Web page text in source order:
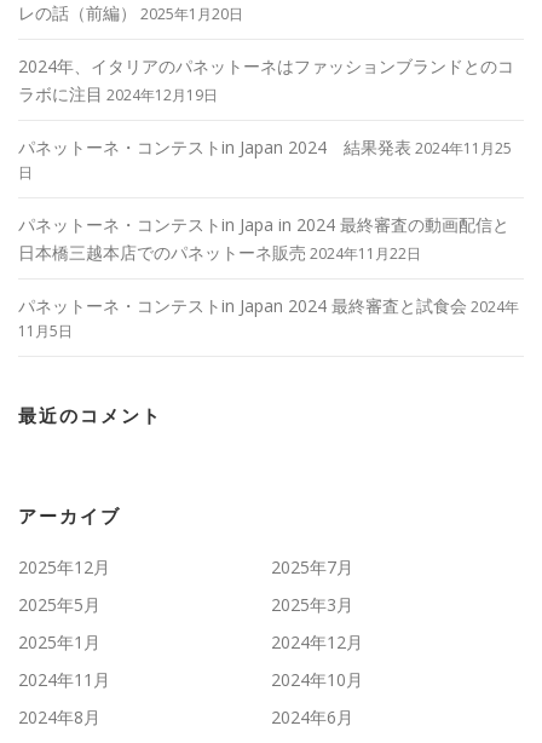
レの話（前編）
2025年1月20日
2024年、イタリアのパネットーネはファッションブランドとのコ
ラボに注目 2024年12月19日
パネットーネ・コンテストin Japan 2024 結果発表 2024年11月25
日
パネットーネ・コンテストin Japa in 2024 最終審査の動画配信と
日本橋三越本店でのパネットーネ販売 2024年11月22日
パネットーネ・コンテストin Japan 2024 最終審査と試食会 2024年
11月5日
最近のコメント
アーカイブ
2025年12月
2025年7月
2025年5月
2025年3月
2025年1月
2024年12月
2024年11月
2024年10月
2024年8月
2024年6月